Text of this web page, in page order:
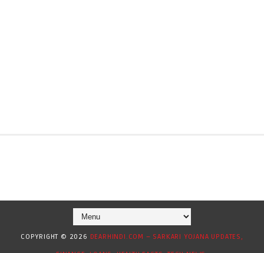
COPYRIGHT © 2026 DEARHINDI.COM – SARKARI YOJANA UPDATES,